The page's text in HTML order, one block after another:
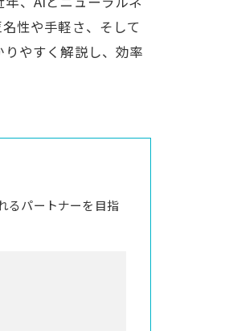
性や手軽さ、そして
やすく解説し、効率
るパートナーを目指